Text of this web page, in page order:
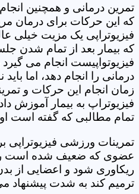
تمرین درمانی و همچنین
که این حرکات برای درمان
فیزیوتراپی یک مزیت خیلی
که بیمار بعد از تمام شدن
فیزیوتواپیست انجام می
درمانی را انجام دهد، اما
زمان انجام این حرکات و
فیزیوتراپ به بیمار آموزش
تمام مطالبی که گفته است او
تمرینات ورزشی فیزیوتراپی
عضوی که ضعیف شده است
ریکاوری شود و اعضایی از
ترمیم کند به شدت پیشنهاد